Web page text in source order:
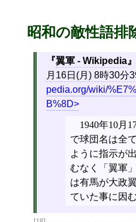
昭和の敵性語排
翼軍 - Wikipedia
月16日(月) 8時30分
pedia.org/wiki/
B%8D
1940年10月
で球団名は全
ように指示が
むなく「翼軍
は有馬が大政
ていた事に因